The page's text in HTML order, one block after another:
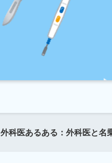
外科医あるある：外科医と名